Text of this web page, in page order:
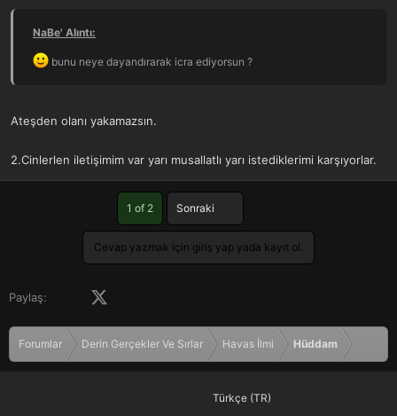
NaBe' Alıntı:
bunu neye dayandırarak icra ediyorsun ?
Ateşden olanı yakamazsın.
2.Cinlerlen iletişimim var yarı musallatlı yarı istediklerimi karşıyorlar.
1 of 2 Sonraki
Cevap yazmak için giriş yap yada kayıt ol.
Paylaş: Facebook
Forumlar Derin Gerçekler Ve Sırlar Havas İlmi Hüddam
Türkçe (TR)